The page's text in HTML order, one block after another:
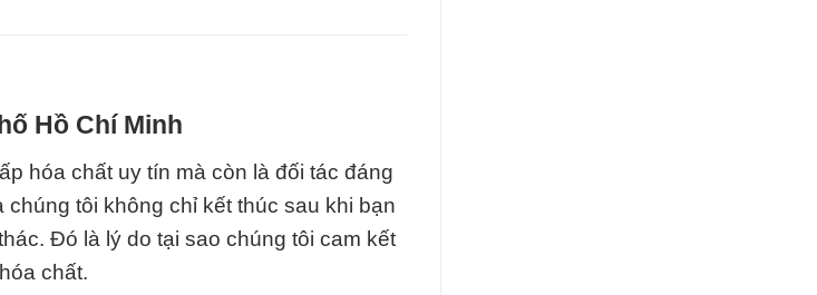
Hồ Chí Minh
hóa chất uy tín mà còn là đối tác đáng
tôi không chỉ kết thúc sau khi bạn
Đó là lý do tại sao chúng tôi cam kết
chất.